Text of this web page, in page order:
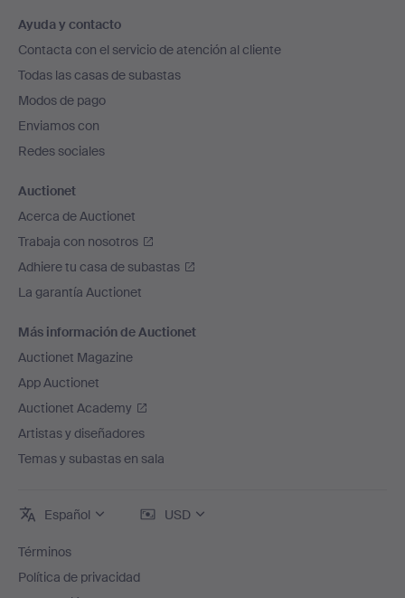
en
el
pie
de
página
Ayuda y contacto
Contacta con el servicio de atención al cliente
Todas las casas de subastas
Modos de pago
Enviamos con
Redes sociales
Auctionet
Acerca de Auctionet
Trabaja con nosotros
Adhiere tu casa de subastas
La garantía Auctionet
Más información de Auctionet
Auctionet Magazine
App Auctionet
Auctionet Academy
Artistas y diseñadores
Temas y subastas en sala
Español USD
Términos
Política de privacidad